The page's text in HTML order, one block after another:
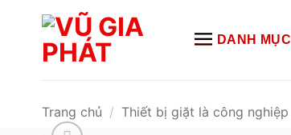
DANH MỤC
Trang chủ / Thiết bị giặt là công nghiệp